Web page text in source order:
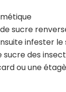
sucre
infester
des
ou une